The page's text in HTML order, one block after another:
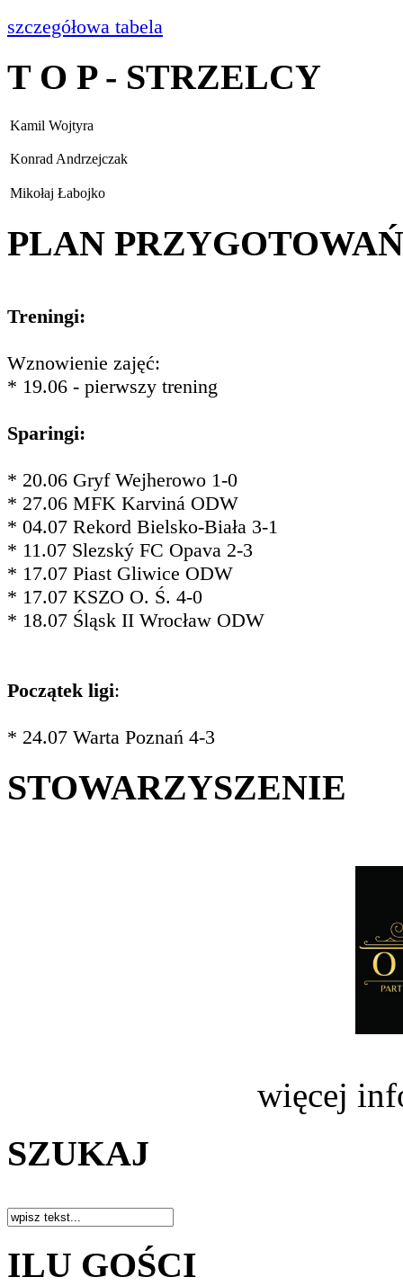
szczegółowa tabela
T O P - STRZELCY
Kamil Wojtyra
Konrad Andrzejczak
Mikołaj Łabojko
PLAN PRZYGOTOWAŃ
Treningi:
Wznowienie zajęć:
* 19.06 - pierwszy trening
Sparingi:
* 20.06 Gryf Wejherowo 1-0
* 27.06 MFK Karviná ODW
* 04.07 Rekord Bielsko-Biała 3-1
* 11.07 Slezský FC Opava 2-3
* 17.07 Piast Gliwice ODW
* 17.07 KSZO O. Ś. 4-0
* 18.07 Śląsk II Wrocław ODW
Początek ligi:
* 24.07 Warta Poznań 4-3
STOWARZYSZENIE
więcej
SZUKAJ
ILU GOŚCI